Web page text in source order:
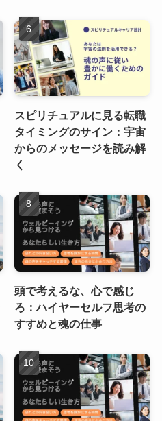
スピリチュアルに見る転職
タイミングのサイン：宇宙
からのメッセージを読み解
く
頭で考えるな、心で感じ
ろ：ハイヤーセルフ思考の
すすめと魂の仕事